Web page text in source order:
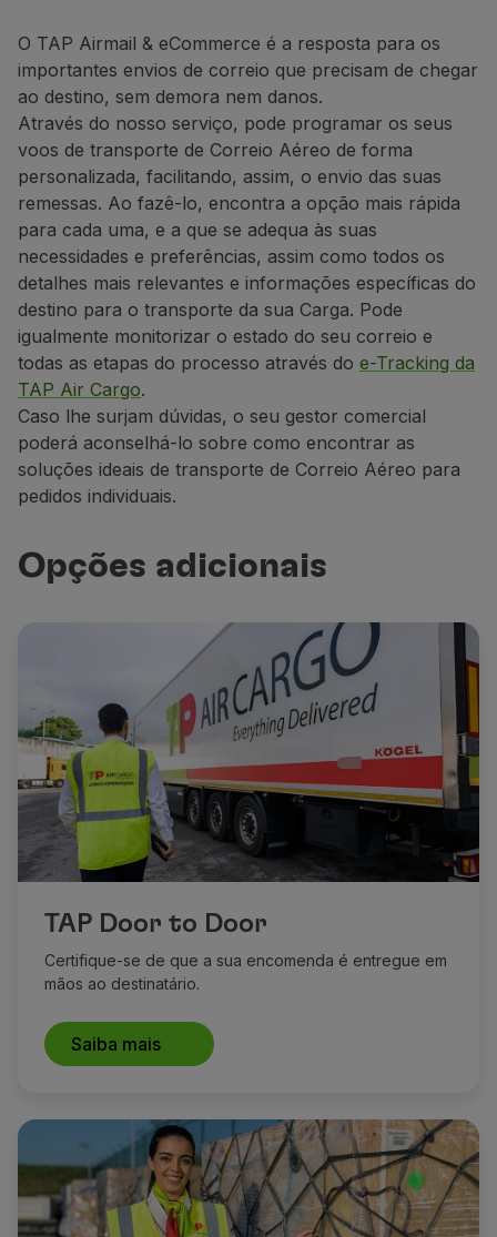
O TAP Airmail & eCommerce é a resposta para os
importantes envios de correio que precisam de chegar
ao destino, sem demora nem danos.
Através do nosso serviço, pode programar os seus
voos de transporte de Correio Aéreo de forma
personalizada, facilitando, assim, o envio das suas
remessas. Ao fazê-lo, encontra a opção mais rápida
para cada uma, e a que se adequa às suas
necessidades e preferências, assim como todos os
detalhes mais relevantes e informações específicas do
destino para o transporte da sua Carga. Pode
igualmente monitorizar o estado do seu correio e
todas as etapas do processo através do e-Tracking da
TAP Air Cargo.
Caso lhe surjam dúvidas, o seu gestor comercial
poderá aconselhá-lo sobre como encontrar as
soluções ideais de transporte de Correio Aéreo para
pedidos individuais.
Opções adicionais
TAP Door to Door
Certifique-se de que a sua encomenda é entregue em
mãos ao destinatário.
Saiba mais